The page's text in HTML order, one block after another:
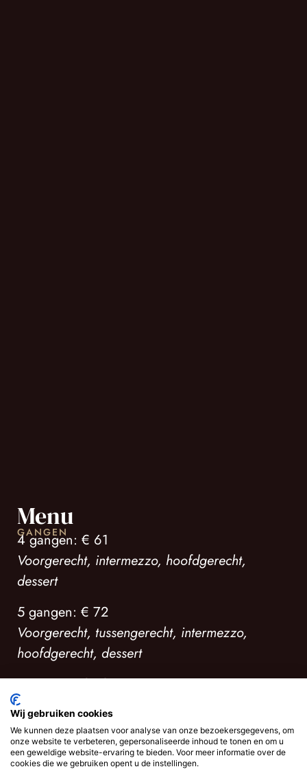
Menu
GANGEN
4 gangen: € 61
Voorgerecht, intermezzo, hoofdgerecht,
dessert
5 gangen: € 72
Voorgerecht, tussengerecht, intermezzo,
hoofdgerecht, dessert
6 gangen: € 78
Voorgerecht, tussengerecht, intermezzo,
hoofdgerecht, kaasgerecht, dessert
EXTRA'S
Aangepaste wijnen:
Wij gebruiken cookies
We kunnen deze plaatsen voor analyse van onze bezoekersgegevens, om
onze website te verbeteren, gepersonaliseerde inhoud te tonen en om u
een geweldige website-ervaring te bieden. Voor meer informatie over de
cookies die we gebruiken opent u de instellingen.